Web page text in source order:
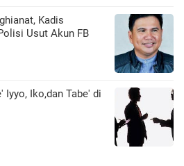
Kadis
Usut Akun FB
Iyyo, Iko,dan Tabe' di